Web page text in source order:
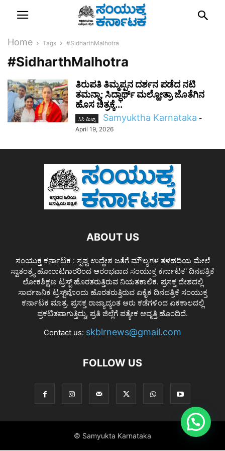
Home Tags #SidharthMalhotra
#SidharthMalhotra
ತಿರುಪತಿ ತಿಮ್ಮಪ್ಪನ ದರ್ಶನ ಪಡೆದ ನಟಿ
ತಮನ್ನಾ; ಸಿದ್ಧಾರ್ಥ್ ಮಲ್ಹೋತ್ರಾ ಜೊತೆಗಿನ
ಹೊಸ ಚಿತ್ರಕ್ಕೆ...
ಸಿನಿ ಮಿಲ್ಸ್ Samyuktha Karnataka -
April 19, 2026
ABOUT US
ಸಂಯುಕ್ತ ಕರ್ನಾಟಕ : ಸ್ಪಷ್ಟ ಉದ್ದೇಶ ಜತೆಗೆ ಮೌಲ್ಯಗಳ ತಳಹದಿಯ ಮೇಲೆ
ಸ್ವಾತಂತ್ರ್ಯ ಹೋರಾಟಗಾರರಿಂದ ಆರಂಭವಾದ ಸಂಯುಕ್ತ ಕರ್ನಾಟಕ' ದಿನಪತ್ರಿಕೆ
ಲೋಕಶಿಕ್ಷಣ ಟ್ರಸ್ಟ್ ಹೊರತರುತ್ತಿರುವ ನಿಯತಕಾಲಿಕ. ಪ್ರಸಕ್ತ ದೇಶದಲ್ಲಿ
ಸಾರ್ವಜನಿಕ ಟ್ರಸ್ಟ್‌ವೊಂದು ಹೊರತರುತ್ತಿರುವ ಏಕೈಕ ದಿನಪತ್ರಿಕೆ ಸಂಯುಕ್ತ
ಕರ್ನಾಟಕ ಮಾತ್ರ. ಪ್ರಸಕ್ತ ರಾಜ್ಯಾದ್ಯಂತ ಆರು ಕಡೆಗಳಿಂದ ಏಕಕಾಲದಲ್ಲಿ
ಪ್ರಕಟಿತವಾಗುತ್ತಿದ್ದು, ಪ್ರತಿ ಜಿಲ್ಲೆಗೆ ಪತ್ಯೇಕ ಆವೃತ್ತಿ ಹೊಂದಿದೆ.
Contact us: skblrnews@gmail.com
FOLLOW US
© Samyukta Karnataka